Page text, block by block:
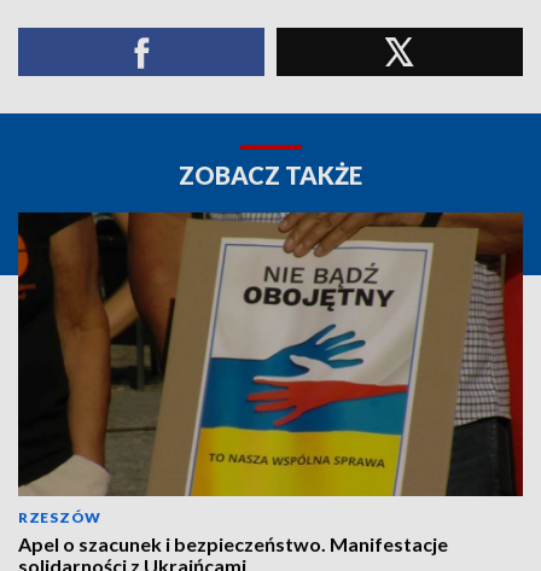
ZOBACZ TAKŻE
RZESZÓW
Apel o szacunek i bezpieczeństwo. Manifestacje
solidarności z Ukraińcami